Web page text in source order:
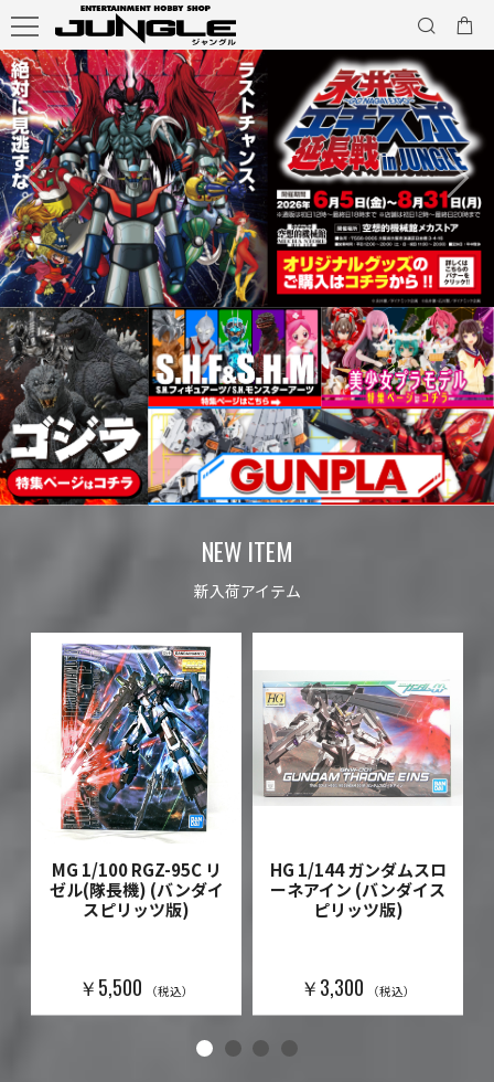
NEW ITEM
新入荷アイテム
MG 1/100 RGZ-95C リ
ゼル(隊長機) (バンダイ
スピリッツ版)
￥5,500 （税込）
HG 1/144 ガンダムスロ
ーネアイン (バンダイス
ピリッツ版)
￥3,300 （税込）